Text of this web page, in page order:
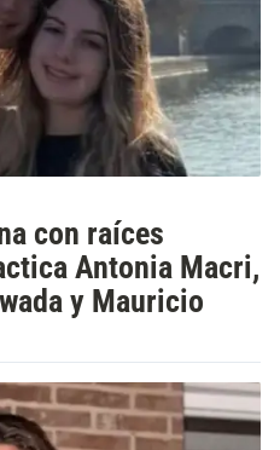
con raíces
Antonia Macri,
y Mauricio